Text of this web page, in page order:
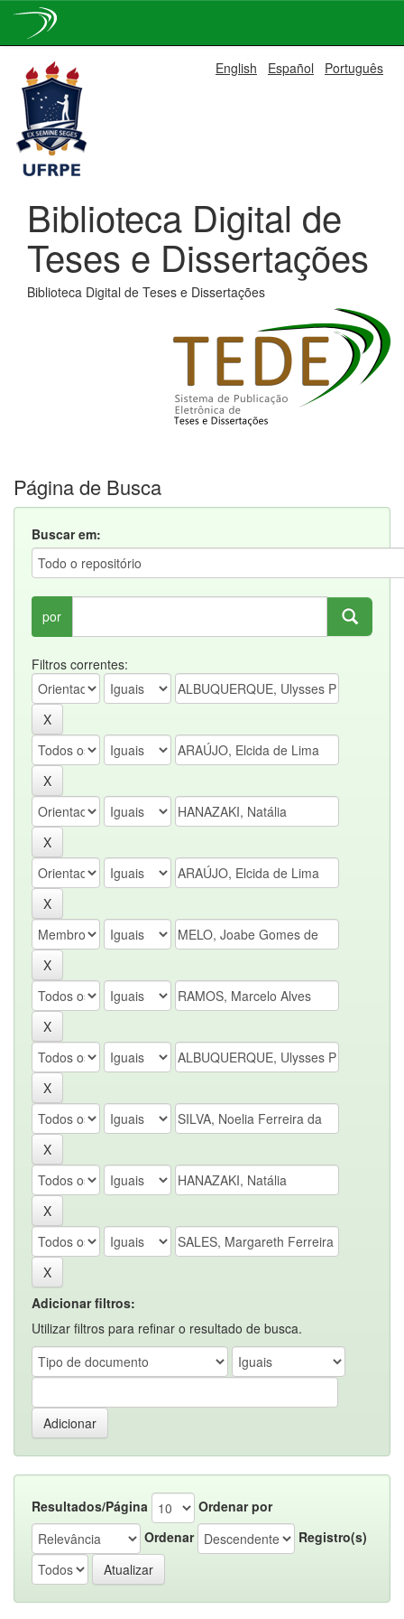
navigation
English Español Português
Biblioteca Digital de
Teses e Dissertações
Biblioteca Digital de Teses e Dissertações
Página de Busca
Buscar em:
por
Filtros correntes:
Adicionar filtros:
Utilizar filtros para refinar o resultado de busca.
Resultados/Página
Ordenar por
Ordenar
Registro(s)